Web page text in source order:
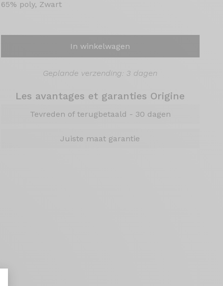
65% poly, Zwart
In winkelwagen
Geplande verzending: 3 dagen
Les avantages et garanties Origine
Tevreden of terugbetaald - 30 dagen
Juiste maat garantie